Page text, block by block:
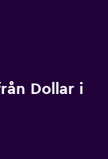
Dollar i